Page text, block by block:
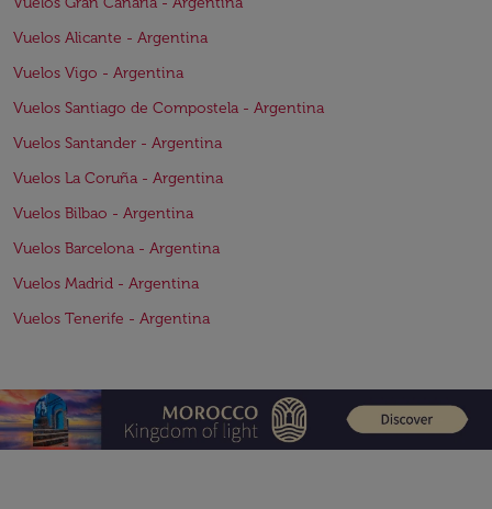
Vuelos Alicante - Argentina
Vuelos Vigo - Argentina
Vuelos Santiago de Compostela - Argentina
Vuelos Santander - Argentina
Vuelos La Coruña - Argentina
Vuelos Bilbao - Argentina
Vuelos Barcelona - Argentina
Vuelos Madrid - Argentina
Vuelos Tenerife - Argentina